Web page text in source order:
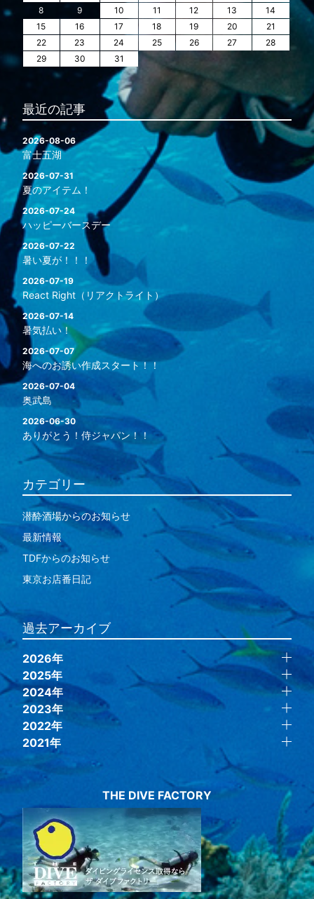
8 9 10 11 12 13
14
15
16 17 18 19 20
21
22
23 24 25 26 27
28
29
30 31
最近の記事
2026-08-06
富士五湖
2026-07-31
夏のアイテム！
2026-07-24
ハッピーバースデー
2026-07-22
暑い夏が！！！
2026-07-19
React Right（リアクトライト）
2026-07-14
暑気払い！
2026-07-07
海へのお誘い作成スタート！！
2026-07-04
奥武島
2026-06-30
ありがとう！侍ジャパン！！
カテゴリー
潜酔酒場からのお知らせ
最新情報
TDFからのお知らせ
東京お店番日記
過去アーカイブ
2026年
2025年
2024年
2023年
2022年
2021年
THE DIVE FACTORY